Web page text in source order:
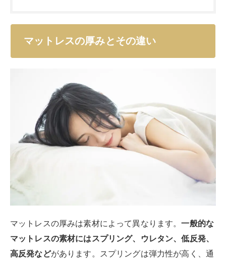
マットレスの厚みとその違い
マットレスの厚みは素材によって異なります。一般的な
マットレスの素材にはスプリング、ウレタン、低反発、
高反発などがあります。スプリングは弾力性が高く、通